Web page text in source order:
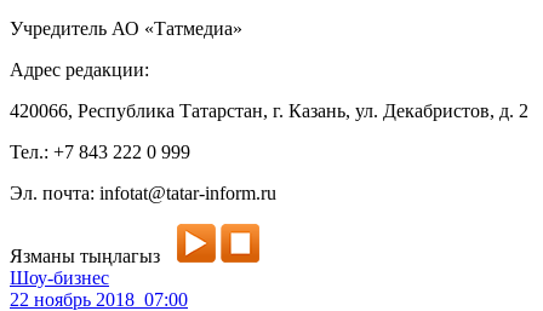
Учредитель АО «Татмедиа»
Адрес редакции:
420066, Республика Татарстан, г. Казань, ул. Декабристов, д. 2
Тел.: +7 843 222 0 999
Эл. почта: infotat@tatar-inform.ru
Язманы тыңлагыз
Шоу-бизнес
22 ноябрь 2018 07:00